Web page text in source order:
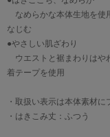
なめらかな本体生地を使
なじむ
●やさしい肌ざわり
ウエストと裾まわりはや
着テープを使用
・取扱い表示は本体素材
・はきこみ丈：ふつう